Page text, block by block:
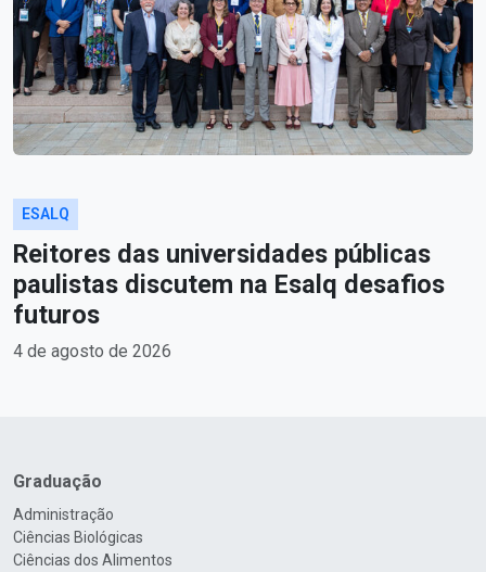
ESALQ
Reitores das universidades públicas
paulistas discutem na Esalq desafios
futuros
4 de agosto de 2026
Graduação
Administração
Ciências Biológicas
Ciências dos Alimentos